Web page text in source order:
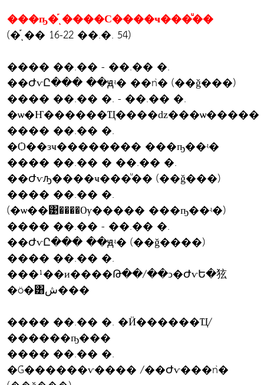
���ҧ�֡ͺ����С����ҹ���ͧ��
(�֡ͺ�� 16-22 ��.�. 54)
���� ��.�� - ��.�� �.
��ԺѵԸ��� ��ԭʵ� ��ǹ� (��ǧ���)
���� ��.�� �. - ��.�� �.
�ѡ�Ҥ������Ҵ����ǳ���ѡ�����
���� ��.�� �.
�Ѻ��зҹ�������� ���ҧ��ʵ�
���� ��.�� � ��.�� �.
��Ժѵԡ����ҹ���ͧ�� (��ǧ���)
���� ��.�� �.
(�ѡ��͹����Ѹ����� ���ҧ��ʵ�)
���� ��.�� - ��.�� �.
��ԺѵԸ��� ��ԭʵ� (��ǧ����)
���� ��.�� �.
���¹��и����Թ��/��ͻ�ԺѵԵ�㹡
�ö�͸ش���
���� ��.�� �. �Ӥ������Ҵ/
������ҧ���
���� ��.�� �.
�Ǵ������ѵ���� /��Ժѵ���ǹ�